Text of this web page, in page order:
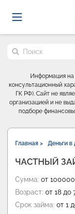
Probrokery
Поиск по
Информация на
консультационный
ГК РФ). Сайт не
организацией и не
подборе
Главная > Деньги в
ЧАСТНЫЙ
Сумма: от
Возраст: от 18 до
Срок займа: от 1